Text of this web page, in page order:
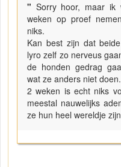
" Sorry hoor, maar ik
weken op proef
niks.
Kan best zijn dat
lyro zelf zo nerveus
de honden gedrag
wat ze anders niet doen.
2 weken is echt niks
meestal nauwelijks
ze hun heel wereldje